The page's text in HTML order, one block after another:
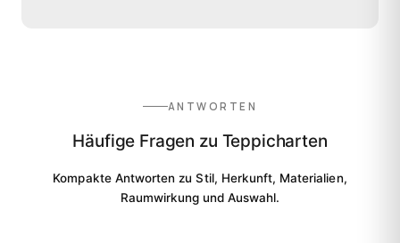
ANTWORTEN
Häufige Fragen zu Teppicharten
Kompakte Antworten zu Stil, Herkunft, Materialien,
Raumwirkung und Auswahl.